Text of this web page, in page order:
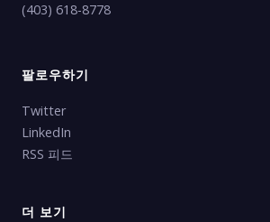
(403) 618-8778
팔로우하기
Twitter
LinkedIn
RSS 피드
더 보기